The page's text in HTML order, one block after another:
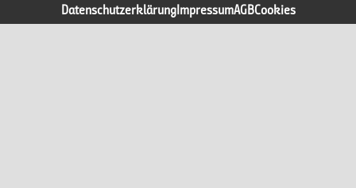
DatenschutzerklärungImpressumAGBCookies